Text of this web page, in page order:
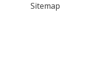
Sitemap